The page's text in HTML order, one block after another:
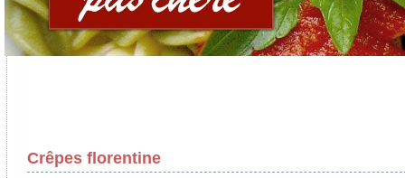
Crêpes florentine